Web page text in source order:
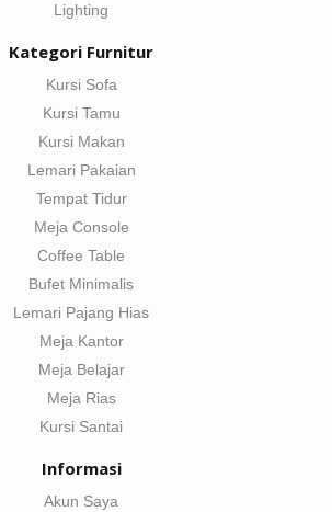
Lighting
Kategori Furnitur
Kursi Sofa
Kursi Tamu
Kursi Makan
Lemari Pakaian
Tempat Tidur
Meja Console
Coffee Table
Bufet Minimalis
Lemari Pajang Hias
Meja Kantor
Meja Belajar
Meja Rias
Kursi Santai
Informasi
Akun Saya